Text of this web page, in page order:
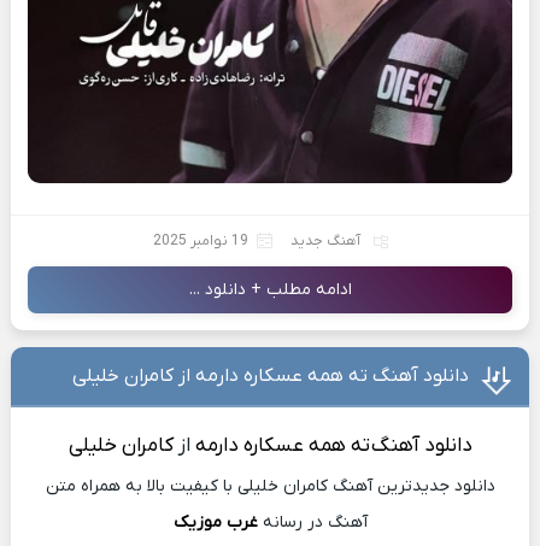
آهنگ جدید 19 نوامبر 2025
ادامه مطلب + دانلود ...
دانلود آهنگ ته همه عسکاره دارمه از کامران خلیلی
دانلود آهنگته همه عسکاره دارمه ازکامران خلیلی
دانلود جدیدترین آهنگ کامران خلیلی با کیفیت بالا به همراه متن
آهنگ در رسانهغرب موزیک